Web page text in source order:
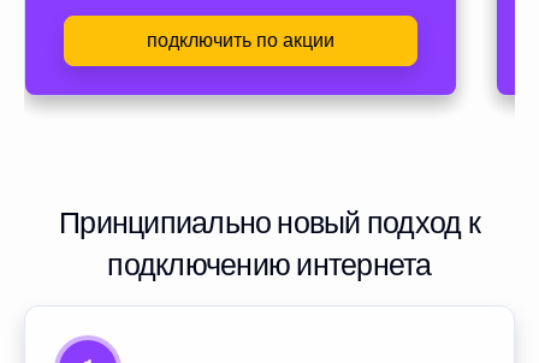
подключить по акции
Принципиально новый подход к
подключению интернета